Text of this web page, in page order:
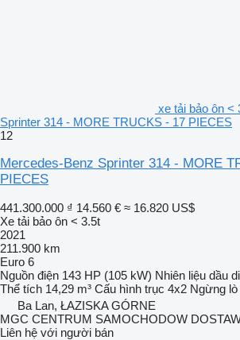
xe tải bảo ôn <
Sprinter 314 - MORE TRUCKS - 17 PIECES
12
Mercedes-Benz Sprinter 314 - MORE
PIECES
441.300.000 ₫ 14.560 € ≈ 16.820 US$
Xe tải bảo ôn < 3.5t
2021
211.900 km
Euro 6
Nguồn điện 143 HP (105 kW) Nhiên liệu dầu
Thể tích 14,29 m³ Cấu hình trục 4x2 Ngừng
Ba Lan, ŁAZISKA GÓRNE
MGC CENTRUM SAMOCHODOW
Liên hệ với người bán